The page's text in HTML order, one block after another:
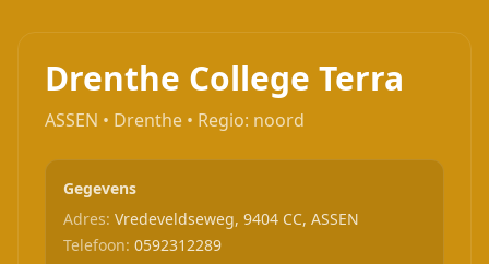
Drenthe College Terra
ASSEN • Drenthe • Regio: noord
Gegevens
Adres: Vredeveldseweg, 9404 CC, ASSEN
Telefoon: 0592312289